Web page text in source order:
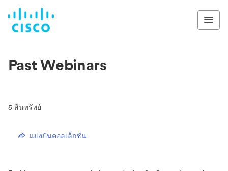
Past Webinars
5 สินทรัพย์
แบ่งปันคอลเล็กชัน